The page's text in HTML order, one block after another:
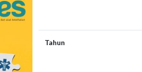
Tahun